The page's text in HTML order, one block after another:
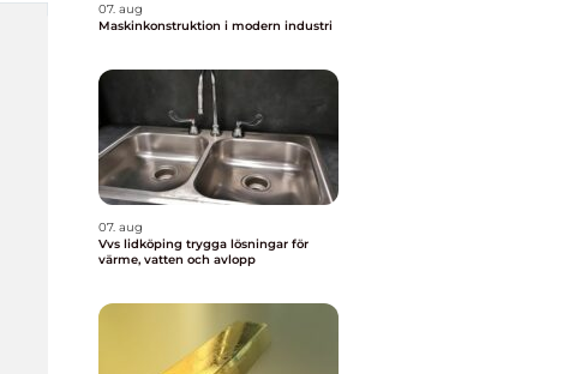
07. aug
Maskinkonstruktion i modern industri
07. aug
Vvs lidköping trygga lösningar för
värme, vatten och avlopp